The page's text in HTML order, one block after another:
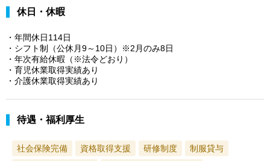
休日・休暇
・年間休日114日
・シフト制（公休月9～10日）※2月のみ8日
・年次有給休暇（※法令どおり）
・育児休業取得実績あり
・介護休業取得実績あり
待遇・福利厚生
社会保険完備 資格取得支援 研修制度
制服貸与